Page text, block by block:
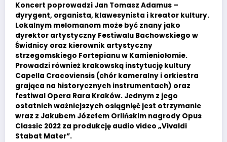
Koncert poprowadzi Jan Tomasz Adamus –
dyrygent, organista, klawesynista i kreator kultury.
Lokalnym melomanom może być znany jako
dyrektor artystyczny Festiwalu Bachowskiego w
Świdnicy oraz kierownik artystyczny
strzegomskiego Fortepianu w Kamieniołomie.
Prowadzi również krakowską instytucję kultury
Capella Cracoviensis (chór kameralny i orkiestra
grająca na historycznych instrumentach) oraz
festiwal Opera Rara Kraków. Jednym z jego
ostatnich ważniejszych osiągnięć jest otrzymanie
wraz z Jakubem Józefem Orlińskim nagrody Opus
Classic 2022 za produkcję audio video „Vivaldi
Stabat Mater”.